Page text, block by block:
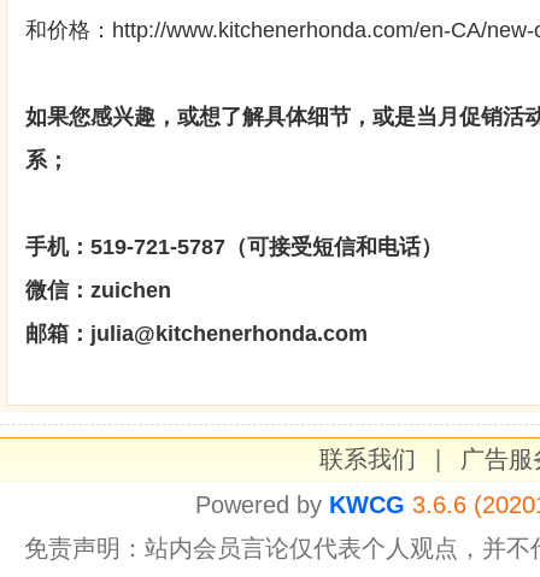
和价格：http://www.kitchenerhonda.com/en-CA/
如果您感兴趣，或想了解具体细节，或是当月促销活
系；
手机：519-721-5787（可接受短信和电话）
微信：zuichen
邮箱：julia@kitchenerhonda.com
联系我们
广告服
Powered by KWCG 3.6.6
免责声明：站内会员言论仅代表个人观点，并